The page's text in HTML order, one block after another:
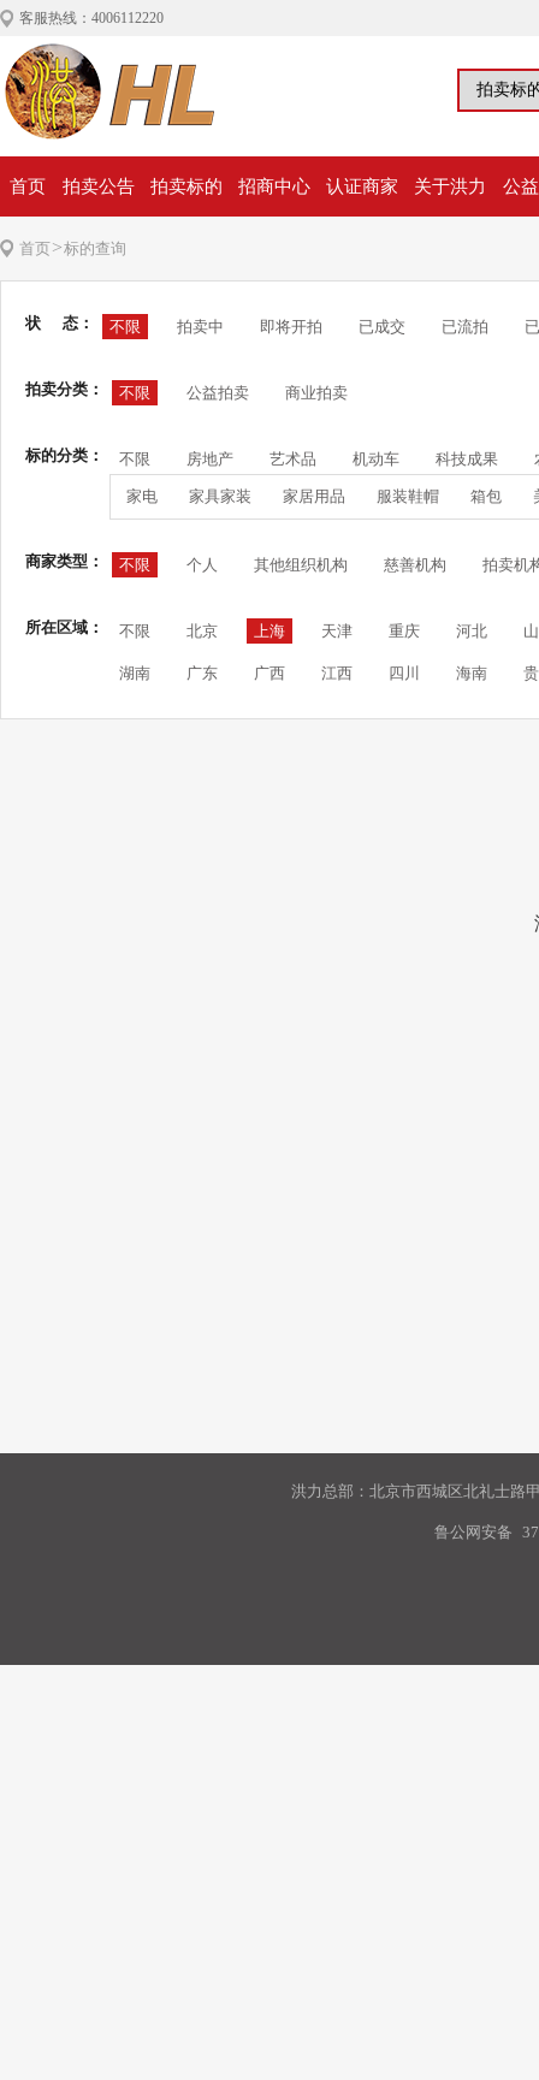
客服热线：4006112220
首页 拍卖公告 拍卖标的 招商中心 认证商家 关于洪力 公
首页>标的查询
状 态： 不限 拍卖中 即将开拍 已成交 已流拍
拍卖分类： 不限 公益拍卖 商业拍卖
标的分类： 不限 房地产 艺术品 机动车 科技成果
家电 家具家装 家居用品 服装鞋帽 箱包
商家类型： 不限 个人 其他组织机构 慈善机构 拍卖机
所在区域： 不限 北京 上海 天津 重庆 河北
湖南 广东 广西 江西 四川 海南
洪力总部：北京市西城区北礼士路
鲁公网安备